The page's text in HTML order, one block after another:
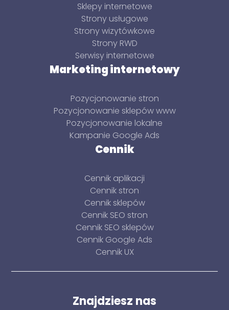
Sklepy internetowe
Strony usługowe
Strony wizytówkowe
Strony RWD
Serwisy internetowe
Marketing internetowy
Pozycjonowanie stron
Pozycjonowanie sklepów www
Pozycjonowanie lokalne
Kampanie Google Ads
Cennik
Cennik aplikacji
Cennik stron
Cennik sklepów
Cennik SEO stron
Cennik SEO sklepów
Cennik Google Ads
Cennik UX
Znajdziesz nas